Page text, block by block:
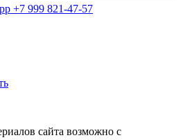
+7 999 821-47-57
сайта возможно с